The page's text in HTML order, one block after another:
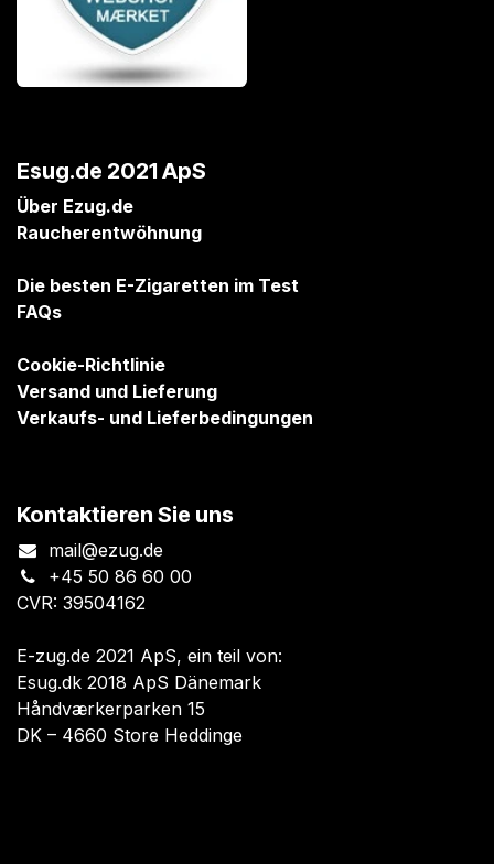
Esug.de 2021 ApS
Über Ezug.de
Raucherentwöhnung
Die besten E-Zigaretten im Test
FAQs
Cookie-Richtlinie
Versand und Lieferung
Verkaufs- und Lieferbedingungen
Kontaktieren Sie uns
mail@ezug.de
+45 50 86 60 00
CVR: 39504162
E-zug.de 2021 ApS, ein teil von:
Esug.dk 2018 ApS Dänemark
Håndværkerparken 15
DK – 4660 Store Heddinge